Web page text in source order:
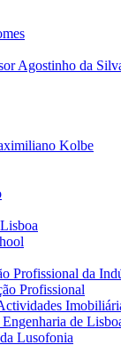
Agostinho da
Kolbe
Profissional da
Profissional
de
Lusofonia